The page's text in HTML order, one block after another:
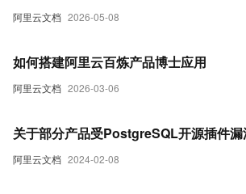
阿里云文档 2026-05-08
阿里云文档 2026-03-06
如何搭建阿里云百炼产品博士应用
阿里云文档 2024-02-08
关于部分产品受PostgreSQL开源插件